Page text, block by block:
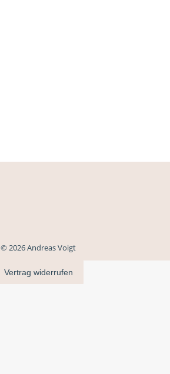
© 2026 Andreas Voigt
Vertrag widerrufen